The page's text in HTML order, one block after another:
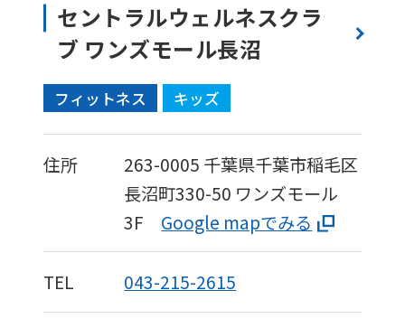
セントラルウェルネスクラ
ブ ワンズモール長沼
フィットネス キッズ
住所 263-0005 千葉県千葉市稲毛区
長沼町330-50 ワンズモール
3F
Google mapでみる
TEL 043-215-2615